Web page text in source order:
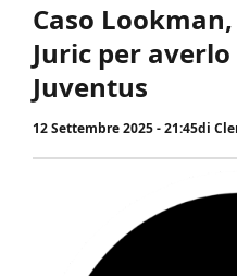
Caso
Juric per
Juventus
12 Settembre 2025 - 21:45di